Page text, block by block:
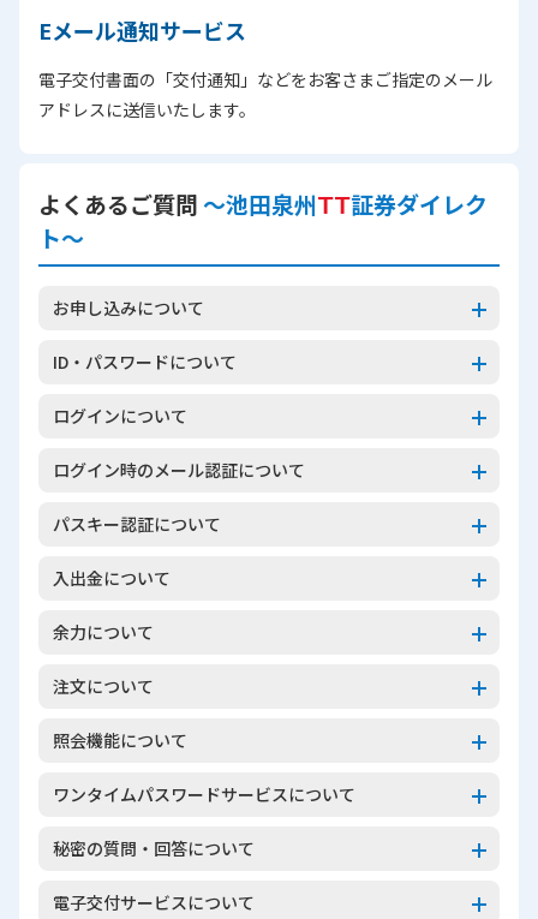
Eメール通知サービス
電子交付書面の「交付通知」などをお客さまご指定のメール
アドレスに送信いたします。
よくあるご質問 ～池田泉州ＴＴ証券ダイレク
ト～
お申し込みについて
ID・パスワードについて
ログインについて
ログイン時のメール認証について
パスキー認証について
入出金について
余力について
注文について
照会機能について
ワンタイムパスワードサービスについて
秘密の質問・回答について
電子交付サービスについて